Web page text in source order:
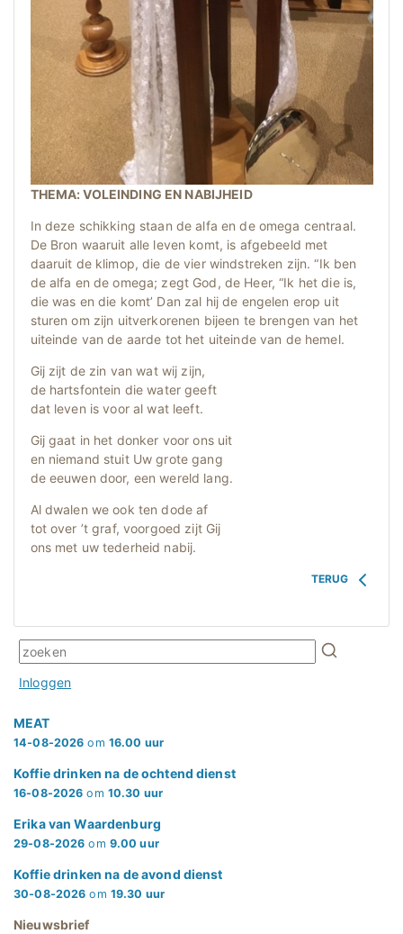
THEMA: VOLEINDING EN NABIJHEID
In deze schikking staan de alfa en de omega centraal.
De Bron waaruit alle leven komt, is afgebeeld met
daaruit de klimop, die de vier windstreken zijn. “Ik ben
de alfa en de omega; zegt God, de Heer, “Ik het die is,
die was en die komt’ Dan zal hij de engelen erop uit
sturen om zijn uitverkorenen bijeen te brengen van het
uiteinde van de aarde tot het uiteinde van de hemel.
Gij zijt de zin van wat wij zijn,
de hartsfontein die water geeft
dat leven is voor al wat leeft.
Gij gaat in het donker voor ons uit
en niemand stuit Uw grote gang
de eeuwen door, een wereld lang.
Al dwalen we ook ten dode af
tot over ’t graf, voorgoed zijt Gij
ons met uw tederheid nabij.
TERUG
Inloggen
MEAT
14-08-2026 om 16.00 uur
Koffie drinken na de ochtend dienst
16-08-2026 om 10.30 uur
Erika van Waardenburg
29-08-2026 om 9.00 uur
Koffie drinken na de avond dienst
30-08-2026 om 19.30 uur
Nieuwsbrief